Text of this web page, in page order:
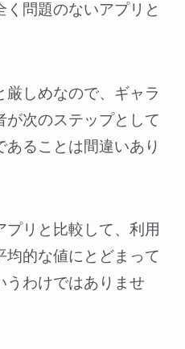
問題のないアプリと
厳しめなので、ギャラ
が次のステップとして
ることは間違いあり
プリと比較して、利用
均的な値にとどまって
うわけではありませ